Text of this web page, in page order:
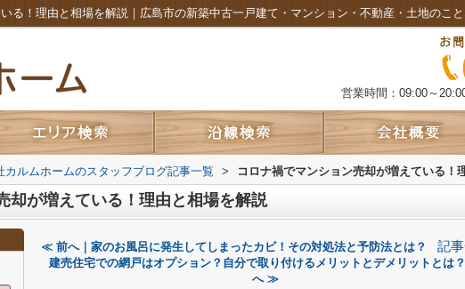
る！理由と相場を解説｜広島市の新築中古一戸建て・マンション・不動産・土地のこ
営業時間：09:00～
カルムホームのスタッフブログ記事一覧 > コロナ禍でマンション売却が増えている！
却が増えている！理由と相場を解説
≪ 前へ｜家のお風呂に発生してしまったカビ！その対処法と予防法とは？ 記
建売住宅での網戸はオプション？自分で取り付けるメリットとデメリットとは
へ ≫